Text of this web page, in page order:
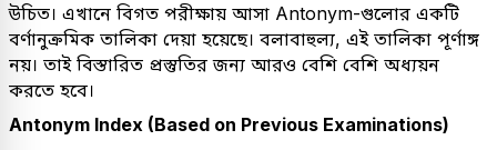
উচিত। এখানে বিগত পরীক্ষায় আসা Antonym-গুলোর একটি
বর্ণানুক্রমিক তালিকা দেয়া হয়েছে। বলাবাহুল্য, এই তালিকা পূর্ণাঙ্গ
নয়। তাই বিস্তারিত প্রস্তুতির জন্য আরও বেশি বেশি অধ্যয়ন
করতে হবে।
Antonym Index (Based on Previous Examinations)